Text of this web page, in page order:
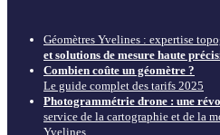
Géomètres Yvelines : expertise
et solutions de mesure haute
Combien coûte un géomètre ?
Le guide complet des tarifs 2025
Photogrammétrie drone : une
service de la cartographie et de la
Yvelines